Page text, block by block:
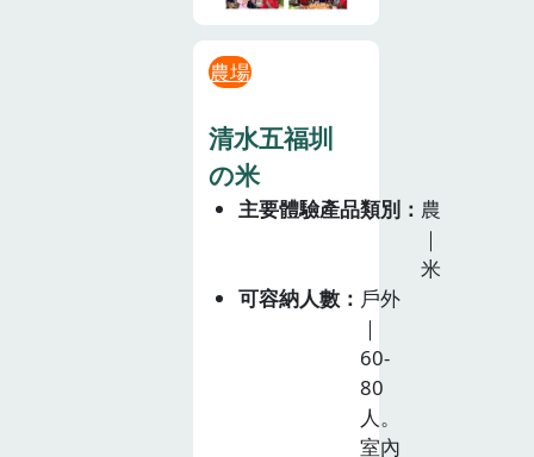
農場
清水五福圳
の米
主要體驗產品類別
農
｜
米
可容納人數
戶外
｜
60-
80
人。
室內